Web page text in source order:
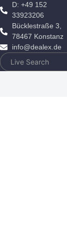
D: +49 152
33923206
Bücklestraße 3,
78467 Konstanz
info@dealex.de